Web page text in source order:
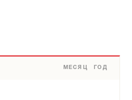
МЕСЯЦ ГОД